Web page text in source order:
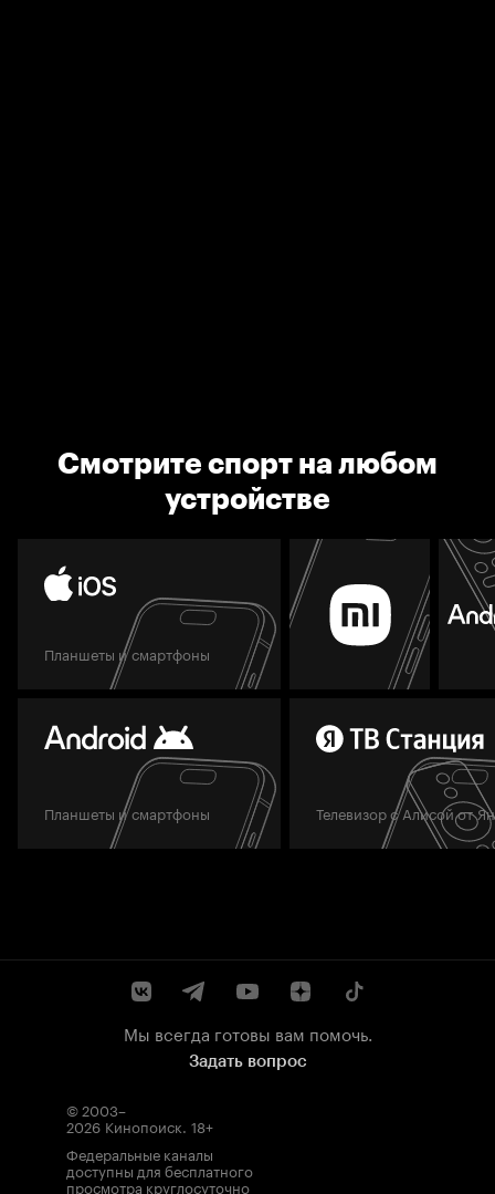
Смотрите спорт на любом
устройстве
Планшеты и смартфоны
Планшеты и смартфоны Телевизор с Алисой от
Мы всегда готовы вам помочь.
Задать вопрос
© 2003–
2026 Кинопоиск. 18+
Федеральные каналы
доступны для бесплатного
просмотра круглосуточно